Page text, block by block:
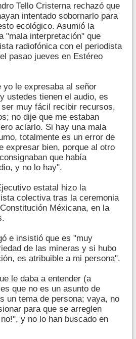
Tello Cristerna rechazó que
intentado sobornarlo para
ecológico. Asumió la
"mala interpretación" que
radiofónica con el periodista
pasao jueves en Estéreo
yo le expresaba al señor
ustedes tienen el audio, es
muy fácil recibir recursos,
no dije que me estaban
aclarlo. Si hay una mala
totalmente es un error de
expresar bien, porque al otro
que había
y no lo hay".
estatal hizo la
colectiva tras la ceremonia
Méxicana, en la
e insistió que es "muy
de las mineras y si hubo
es atribuible a mi persona".
le daba a entender (a
que no es un asunto de
un tema de persona; vaya, no
para que se arreglen
y no lo han buscado en